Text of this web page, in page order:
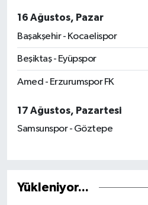
16 Ağustos, Pazar
Başakşehir - Kocaelispor
Beşiktaş - Eyüpspor
Amed - Erzurumspor FK
17 Ağustos, Pazartesi
Samsunspor - Göztepe
Yükleniyor...